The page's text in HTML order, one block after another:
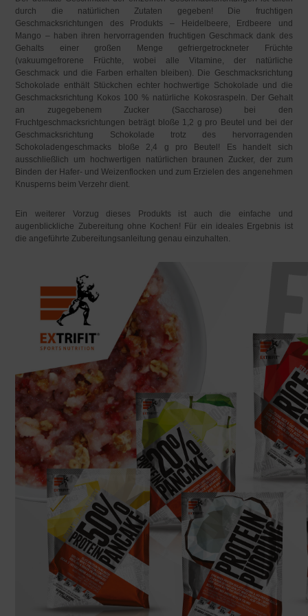
durch die natürlichen Zutaten gegeben! Die fruchtigen
Geschmacksrichtungen des Produkts – Heidelbeere, Erdbeere und
Mango – haben ihren hervorragenden fruchtigen Geschmack dank des
Gehalts einer großen Menge gefriergetrockneter Früchte
(vakuumgefrorene Früchte, wobei alle Vitamine, der natürliche
Geschmack und die Farben erhalten bleiben). Die Geschmacksrichtung
Schokolade enthält Stückchen echter hochwertige Schokolade und die
Geschmacksrichtung Kokos 100 % natürliche Kokosraspeln. Der Gehalt
an zugegebenem Zucker (Saccharose) bei den
Fruchtgeschmacksrichtungen beträgt bloße 1,2 g pro Beutel und bei der
Geschmacksrichtung Schokolade trotz des hervorragenden
Schokoladengeschmacks bloße 2,4 g pro Beutel! Es handelt sich
ausschließlich um hochwertigen natürlichen braunen Zucker, der zum
Binden der Hafer- und Weizenflocken und zum Erzielen des angenehmen
Knusperns beim Verzehr dient.
Ein weiterer Vorzug dieses Produkts ist auch die einfache und
augenblickliche Zubereitung ohne Kochen! Für ein ideales Ergebnis ist
die angeführte Zubereitungsanleitung genau einzuhalten.